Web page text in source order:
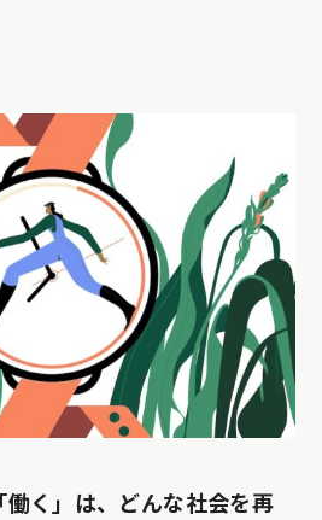
働く」は、どんな社会を再